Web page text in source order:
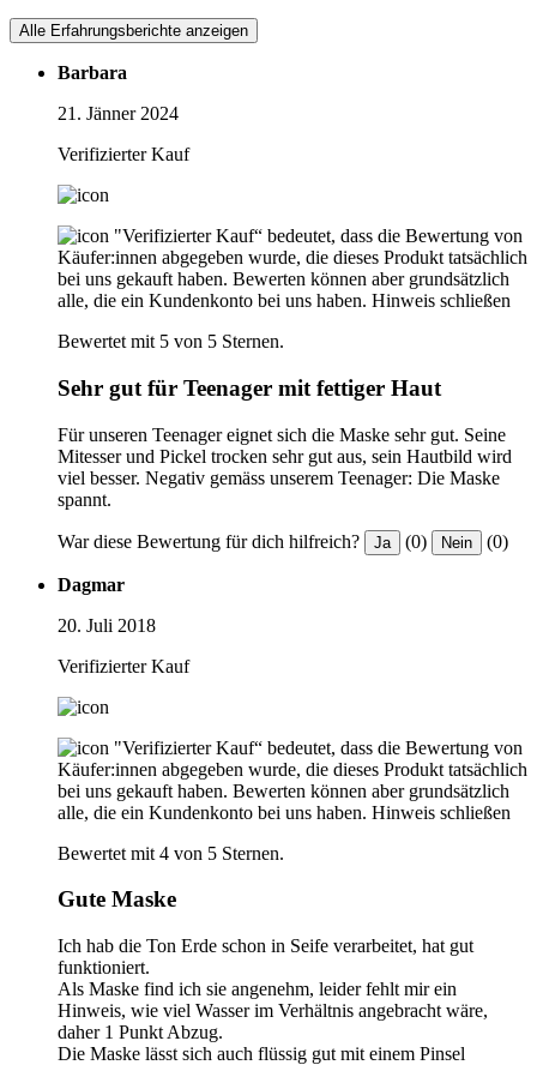
Alle Erfahrungsberichte anzeigen
Barbara
21. Jänner 2024
Verifizierter Kauf
"Verifizierter Kauf“ bedeutet, dass die Bewertung von
Käufer:innen abgegeben wurde, die dieses Produkt tatsächlich
bei uns gekauft haben. Bewerten können aber grundsätzlich
alle, die ein Kundenkonto bei uns haben. Hinweis schließen
Bewertet mit 5 von 5 Sternen.
Sehr gut für Teenager mit fettiger Haut
Für unseren Teenager eignet sich die Maske sehr gut. Seine
Mitesser und Pickel trocken sehr gut aus, sein Hautbild wird
viel besser. Negativ gemäss unserem Teenager: Die Maske
spannt.
War diese Bewertung für dich hilfreich? Ja (0) Nein (0)
Dagmar
20. Juli 2018
Verifizierter Kauf
"Verifizierter Kauf“ bedeutet, dass die Bewertung von
Käufer:innen abgegeben wurde, die dieses Produkt tatsächlich
bei uns gekauft haben. Bewerten können aber grundsätzlich
alle, die ein Kundenkonto bei uns haben. Hinweis schließen
Bewertet mit 4 von 5 Sternen.
Gute Maske
Ich hab die Ton Erde schon in Seife verarbeitet, hat gut
funktioniert.
Als Maske find ich sie angenehm, leider fehlt mir ein
Hinweis, wie viel Wasser im Verhältnis angebracht wäre,
daher 1 Punkt Abzug.
Die Maske lässt sich auch flüssig gut mit einem Pinsel